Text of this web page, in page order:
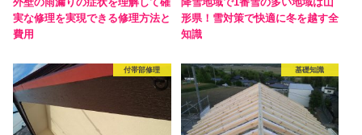
外壁の雨漏りの症状を理解して確
実な修理を実現できる修理方法と
費用
降雪地域で1番雪の多い地域は山
形県！雪対策で快適に冬を越す全
知識
付帯部修理 基礎知識